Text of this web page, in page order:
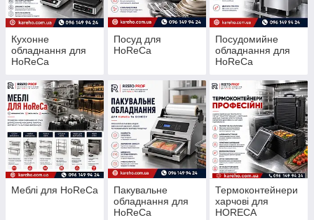
Кухонне
обладнання для
HoReCa
Посуд для
HoReCa
Посудомийне
обладнання для
HoReCa
Меблі для HoReCa
Пакувальне
обладнання для
HoReCa
Термоконтейнери
харчові для
HORECA